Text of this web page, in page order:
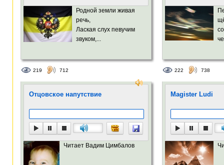
Родной земли живая
речь,
Лаская слух певучим
звуком,...
219 712 222 738
Отцовское напутствие
Читает Вадим Цимбалов
Magister Ludi